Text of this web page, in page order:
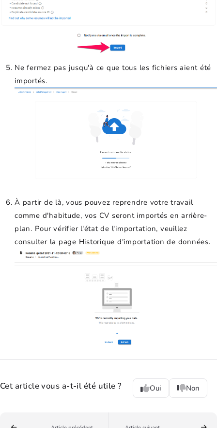
Ne fermez pas jusqu'à ce que tous les fichiers aient été
importés.
À partir de là, vous pouvez reprendre votre travail
comme d'habitude, vos CV seront importés en arrière-
plan. Pour vérifier l'état de l'importation, veuillez
consulter la page Historique d'importation de données.
Cet article vous a-t-il été utile ? Oui Non